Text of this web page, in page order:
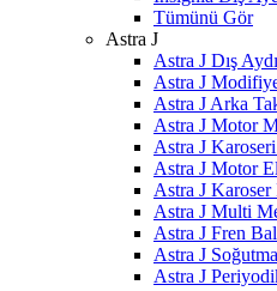
Tümünü Gör
Astra J
Astra J Dış
Astra J
Astra J Arka
Astra J Motor
Astra J
Astra J Motor
Astra J
Astra J Multi
Astra J Fren
Astra J
Astra J